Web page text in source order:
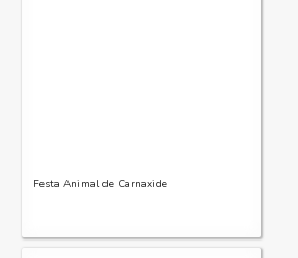
Festa Animal de Carnaxide